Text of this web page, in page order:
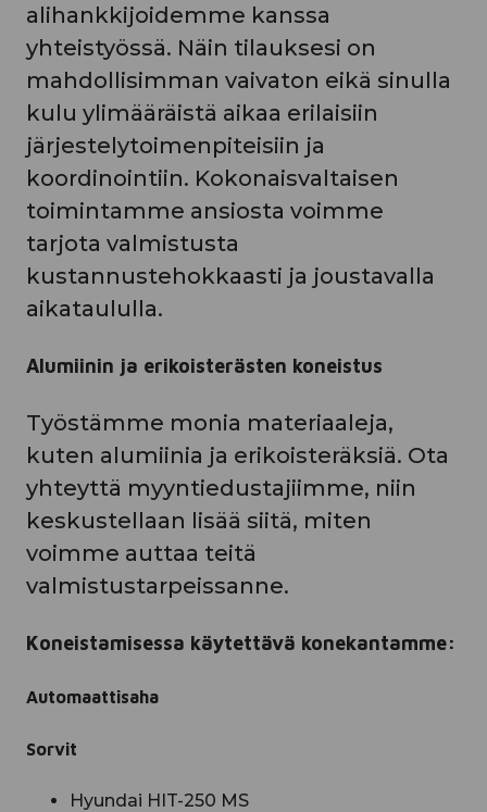
alihankkijoidemme kanssa
yhteistyössä. Näin tilauksesi on
mahdollisimman vaivaton eikä sinulla
kulu ylimääräistä aikaa erilaisiin
järjestelytoimenpiteisiin ja
koordinointiin. Kokonaisvaltaisen
toimintamme ansiosta voimme
tarjota valmistusta
kustannustehokkaasti ja joustavalla
aikataululla.
Alumiinin ja erikoisterästen koneistus
Työstämme monia materiaaleja,
kuten alumiinia ja erikoisteräksiä. Ota
yhteyttä myyntiedustajiimme, niin
keskustellaan lisää siitä, miten
voimme auttaa teitä
valmistustarpeissanne.
Koneistamisessa käytettävä konekantamme:
Automaattisaha
Sorvit
Hyundai HIT-250 MS